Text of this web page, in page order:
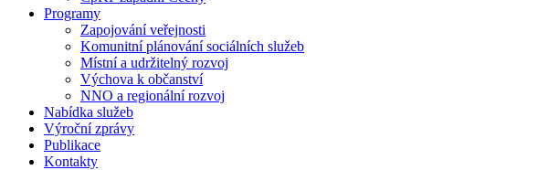
Programy
Zapojování veřejnosti
Komunitní plánování sociálních služeb
Místní a udržitelný rozvoj
Výchova k občanství
NNO a regionální rozvoj
Nabídka služeb
Výroční zprávy
Publikace
Kontakty